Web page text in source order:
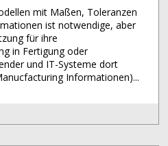
mit Maßen, Toleranzen
ist notwendige, aber
für ihre
in Fertigung oder
und IT-Systeme dort
Informationen)...